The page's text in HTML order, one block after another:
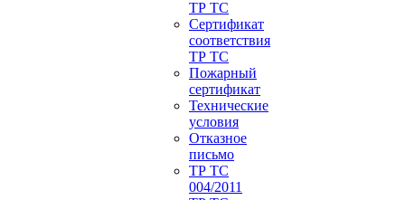
ТР ТС
Сертификат
соответствия
ТР ТС
Пожарный
сертификат
Технические
условия
Отказное
письмо
ТР ТС
004/2011